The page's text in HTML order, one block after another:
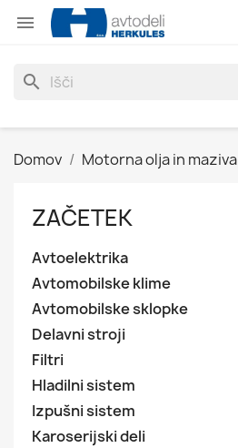

search
Domov Motorna olja in maziva
ZAČETEK
Avtoelektrika
Avtomobilske klime
Avtomobilske sklopke
Delavni stroji
Filtri
Hladilni sistem
Izpušni sistem
Karoserijski deli